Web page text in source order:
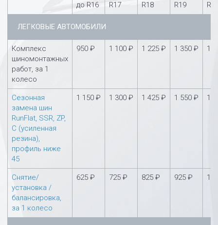
до R16 R17 R18 R19
ЛЕГКОВЫЕ АВТОМОБИЛИ
Комплекс
шиномонтажных
работ, за 1
колесо
950 ₽ 1 100 ₽ 1 225 ₽ 1 350 ₽ 1
Сезонная
замена шин
RunFlat, SSR, ZP,
С (усиленная
резина),
профиль ниже
45
1 150 ₽ 1 300 ₽ 1 425 ₽ 1 550 ₽ 1
Снятие/
установка /
балансировка,
за 1 колесо
625 ₽ 725 ₽ 825 ₽ 925 ₽ 1